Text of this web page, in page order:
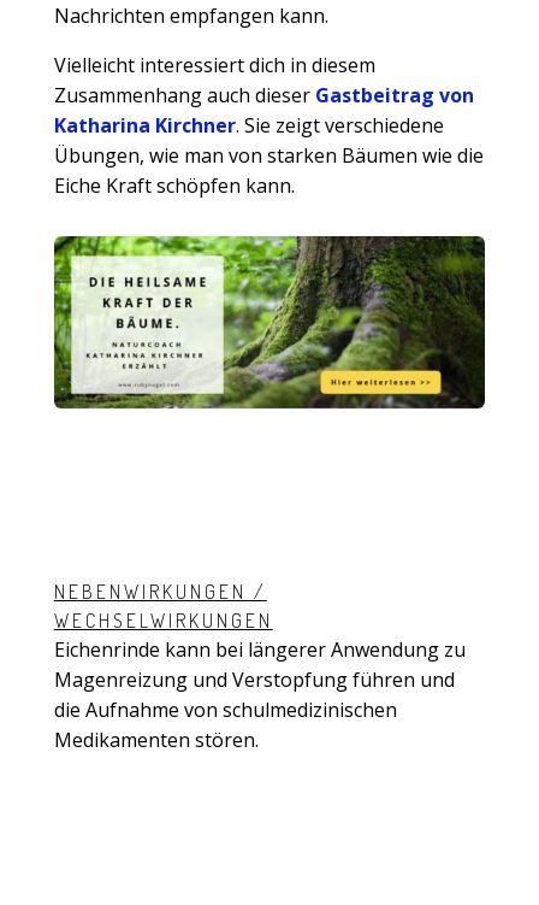
Nachrichten empfangen kann.
Vielleicht interessiert dich in diesem
Zusammenhang auch dieser Gastbeitrag von
Katharina Kirchner. Sie zeigt verschiedene
Übungen, wie man von starken Bäumen wie die
Eiche Kraft schöpfen kann.
NEBENWIRKUNGEN /
WECHSELWIRKUNGEN
Eichenrinde kann bei längerer Anwendung zu
Magenreizung und Verstopfung führen und
die Aufnahme von schulmedizinischen
Medikamenten stören.